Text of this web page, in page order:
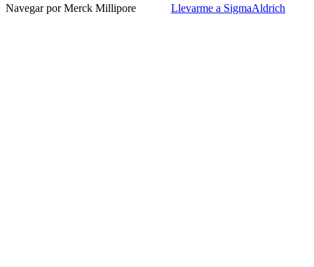
Navegar por Merck Millipore Llevarme a SigmaAldrich